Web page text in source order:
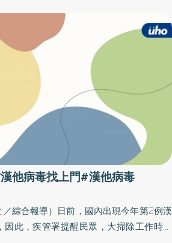
境衛生及滅鼠是防範漢他病毒侵襲的最佳
眾平時，應做好環境整頓工作，尤其是倉
藏的空間。如遇到鼠糞、尿必須清理，可
灑，待消毒作用30分鐘後再行清理，以策
。漢他病毒出血熱主要是由呼吸道吸入感
污染的空氣、物體或被帶病毒之囓齒動
潛伏期是12～16天，感染後主要會出現
腎衰竭三大臨床表徵，通常會突然發燒且
虛弱、背痛、頭痛、腹痛、厭食、嘔吐等
，可能會轉變成急性腎衰竭且維持數個星
適應盡速就醫檢查高雄前鎮區出現今年
確定病例，個案為62歲男性，他從2月5日
、呼吸急促、咳嗽、頭痛、頭暈、腹痛、
色小便等症狀，並至醫院就醫後住院；數
毒出血熱，向衛生機關通報並採集檢體
制署檢驗結果血清抗體IgM及IgG皆為陽
血熱，目前經治療後恢復情形良好。衛生
及滅鼠是防範漢他病毒侵襲的最佳良方。
整頓工作，並落實防鼠「三不政策」：
他病毒找上門#漢他病毒
／綜合報導）日前，國內出現今年第2例漢
此，疾管署提醒民眾，大掃除工作時，